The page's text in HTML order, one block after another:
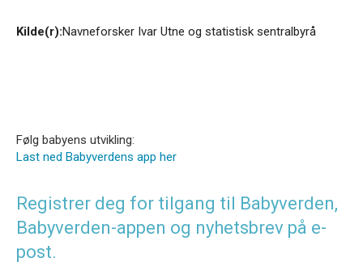
Kilde(r):Navneforsker Ivar Utne og statistisk sentralbyrå
Følg babyens utvikling:
Last ned Babyverdens app her
Registrer deg for tilgang til Babyverden,
Babyverden-appen og nyhetsbrev på e-
post.